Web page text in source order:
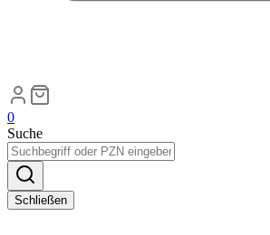
0
Suche
Schließen